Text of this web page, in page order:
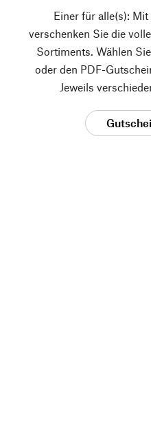
Einer für alle(s):
verschenken Sie die
Sortiments. Wählen
oder den PDF-
Jeweils